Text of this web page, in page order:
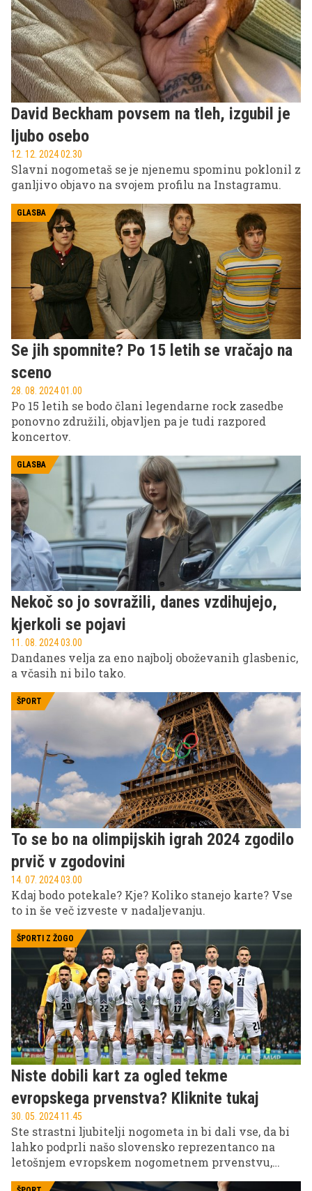
David Beckham povsem na tleh, izgubil je
ljubo osebo
12. 12. 2024 02.30
Slavni nogometaš se je njenemu spominu poklonil z
ganljivo objavo na svojem profilu na Instagramu.
GLASBA
Se jih spomnite? Po 15 letih se vračajo na
sceno
28. 08. 2024 01.00
Po 15 letih se bodo člani legendarne rock zasedbe
ponovno združili, objavljen pa je tudi razpored
koncertov.
GLASBA
Nekoč so jo sovražili, danes vzdihujejo,
kjerkoli se pojavi
11. 08. 2024 03.00
Dandanes velja za eno najbolj oboževanih glasbenic,
a včasih ni bilo tako.
ŠPORT
To se bo na olimpijskih igrah 2024 zgodilo
prvič v zgodovini
14. 07. 2024 03.00
Kdaj bodo potekale? Kje? Koliko stanejo karte? Vse
to in še več izveste v nadaljevanju.
ŠPORTI Z ŽOGO
Niste dobili kart za ogled tekme
evropskega prvenstva? Kliknite tukaj
30. 05. 2024 11.45
Ste strastni ljubitelji nogometa in bi dali vse, da bi
lahko podprli našo slovensko reprezentanco na
letošnjem evropskem nogometnem prvenstvu,